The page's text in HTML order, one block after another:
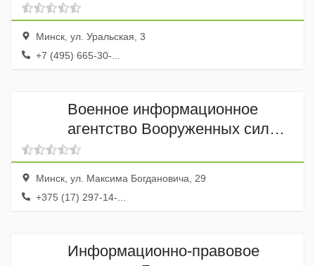
Минск, ул. Уральская, 3
+7 (495) 665-30-...
Военное информационное
агентство Вооруженных сил
Республики Беларусь Ваяр
Минск, ул. Максима Богдановича, 29
+375 (17) 297-14-...
Информационно-правовое